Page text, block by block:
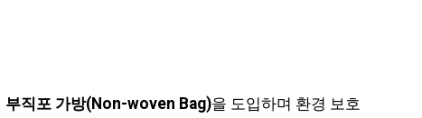
부직포 가방(Non-woven Bag)을 도입하며 환경 보호